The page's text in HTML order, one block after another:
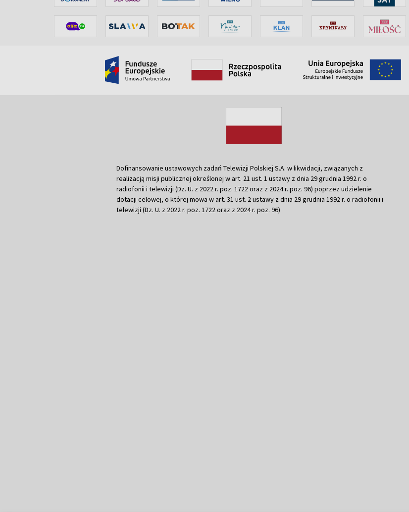
Dofinansowanie ustawowych zadań Telewizji Polskiej S.A. w likwidacji, związanych z
realizacją misji publicznej określonej w art. 21 ust. 1 ustawy z dnia 29 grudnia 1992 r. o
radiofonii i telewizji (Dz. U. z 2022 r. poz. 1722 oraz z 2024 r. poz. 96) poprzez udzielenie
dotacji celowej, o której mowa w art. 31 ust. 2 ustawy z dnia 29 grudnia 1992 r. o radiofonii i
telewizji (Dz. U. z 2022 r. poz. 1722 oraz z 2024 r. poz. 96)